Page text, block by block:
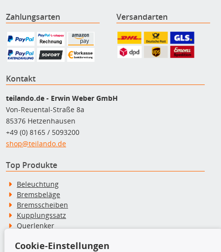
Zahlungsarten Versandarten
Kontakt
teilando.de - Erwin Weber GmbH
Von-Reuental-Straße 8a
85376 Hetzenhausen
+49 (0) 8165 / 5093200
shop@teilando.de
Top Produkte
Beleuchtung
Bremsbeläge
Bremsscheiben
Kupplungssatz
Querlenker
Stoßdämpfer
Cookie-Einstellungen